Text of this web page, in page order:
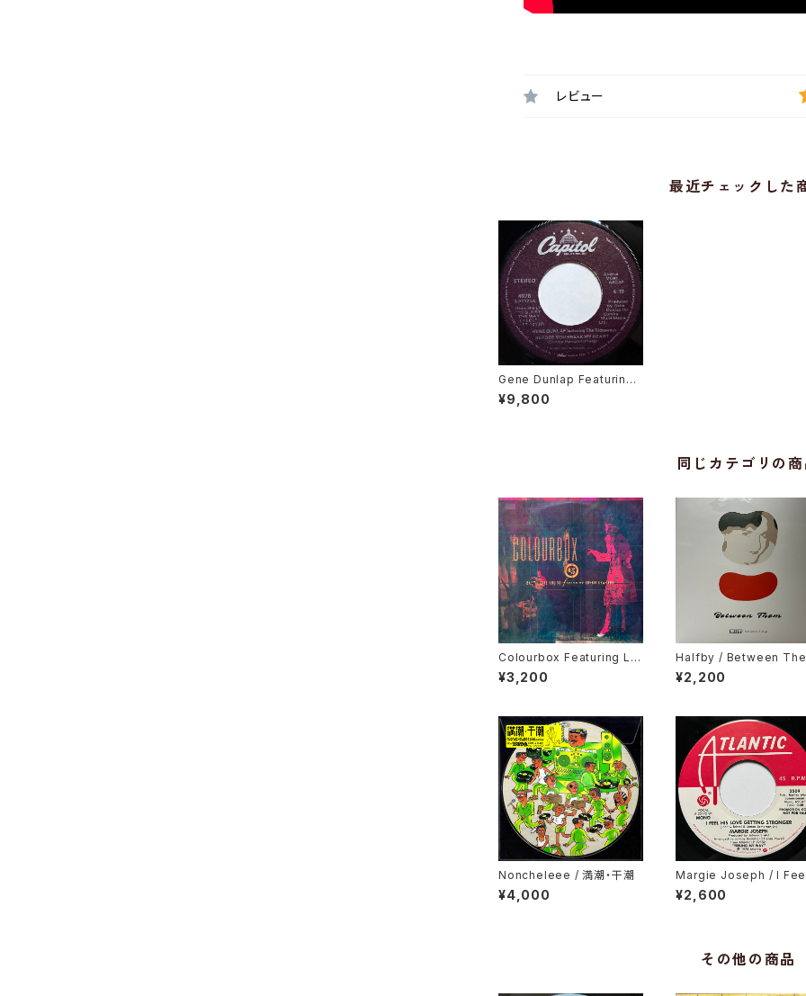
レビュー
最近チェックした
Gene Dunlap Featuring
The Ridgeways / Befor
e You Break My Heart
¥9,800
同じカテゴリの
Colourbox Featuring Lor
ita Grahame / Baby I Lov
e You So
¥3,200
Halfby / Between
¥2,200
Noncheleee / 満潮・干潮
¥4,000
Margie Joseph / I
His Love Getting
er
¥2,600
その他の商品